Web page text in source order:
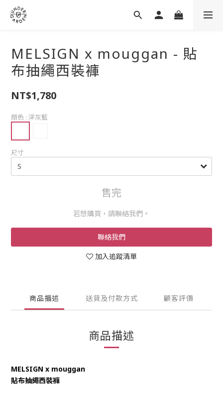
MELSIGN x mouggan - 貼
布抽繩西裝褲
NT$1,780
顏色 : 深灰藍
尺寸
售完
若想購買，請聯絡我們。
聯絡我們
加入追蹤清單
商品描述 送貨及付款方式 顧客評價
商品描述
MELSIGN x mouggan
貼布抽繩西裝褲